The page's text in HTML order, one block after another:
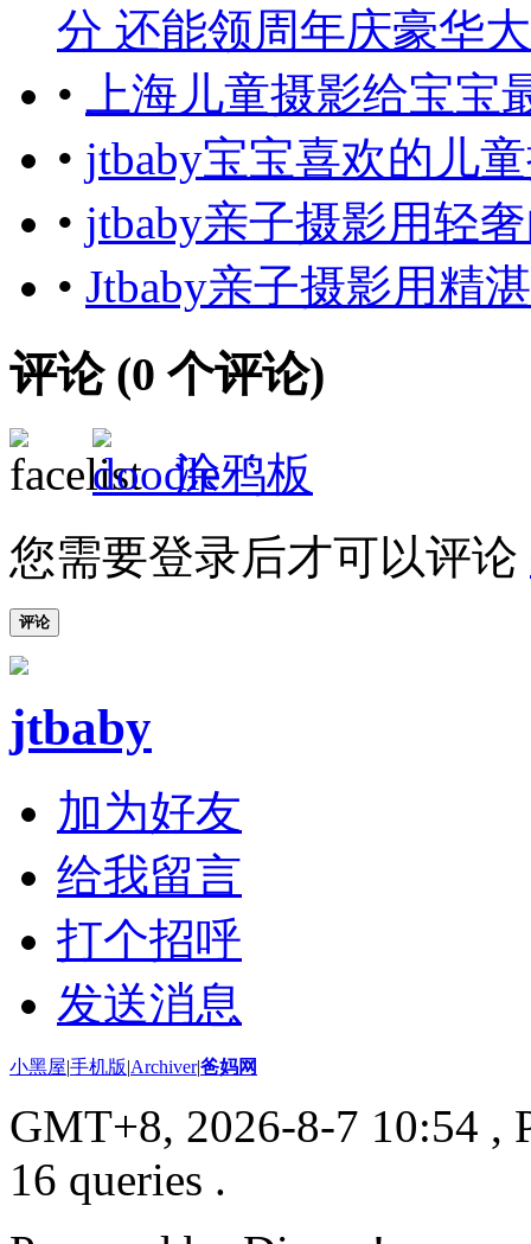
分 还能领周年庆豪华
•
上海儿童摄影给宝宝
• jtbaby宝宝喜欢的儿
• jtbaby亲子摄影用轻
• Jtbaby亲子摄影用精
评论 (0 个评论)
涂鸦板
您需要登录后才可以评论
评论
jtbaby
加为好友
给我留言
打个招呼
发送消息
小黑屋|手机版|Archiver|爸妈网
GMT+8, 2026-8-7 10:54 ,
16 queries .